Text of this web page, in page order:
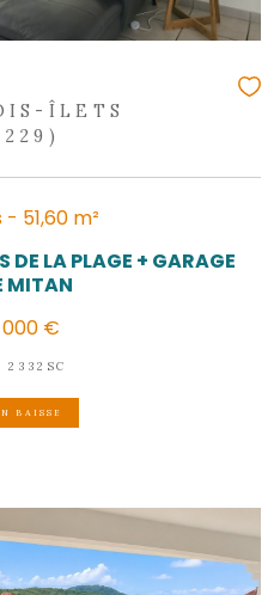
TROIS-ÎLETS
dans l'eau ANSE
174 000 €